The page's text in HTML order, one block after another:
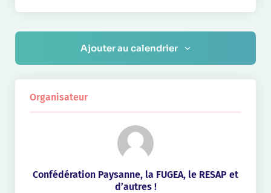
Ajouter au calendrier
Organisateur
Confédération Paysanne, la FUGEA, le RESAP et
d’autres !